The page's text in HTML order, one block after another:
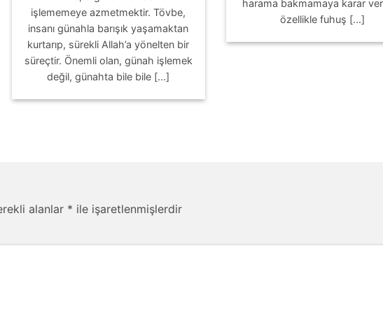
işlememeye azmetmektir. Tövbe,
insanı günahla barışık yaşamaktan
kurtarıp, sürekli Allah’a yönelten bir
süreçtir. Önemli olan, günah işlemek
değil, günahta bile bile [...]
harama bakmamaya karar
özellikle fuhuş [...]
alanlar * ile işaretlenmişlerdir